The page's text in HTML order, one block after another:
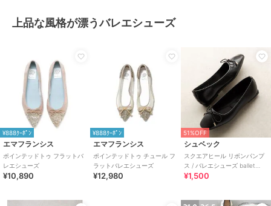
アニマル柄/2.5cm未満/
アトゥ
スエード(フェイク含む)
アニマル柄 / 2.5cm未満
原産国
上品な風格が漂うバレエシューズ
¥888ｸｰﾎﾟﾝ
エマフランシス
ポインテッドトゥ フラットバ
レエシューズ
¥10,890
¥888ｸｰﾎﾟﾝ
エマフランシス
ポインテッドトゥ チュール フ
ラットバレエシューズ
¥12,980
51%OFF
シュベック
スクエアヒール リボンパンプ
ス / バレエシューズ ballet
shoes
¥1,500